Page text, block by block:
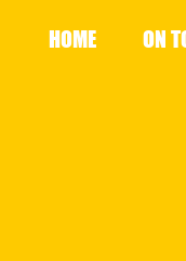
HOME ON